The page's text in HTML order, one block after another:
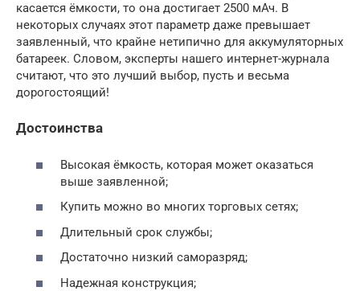
касается ёмкости, то она достигает 2500 мАч. В
некоторых случаях этот параметр даже превышает
заявленный, что крайне нетипично для аккумуляторных
батареек. Словом, эксперты нашего интернет-журнала
считают, что это лучший выбор, пусть и весьма
дорогостоящий!
Достоинства
Высокая ёмкость, которая может оказаться
выше заявленной;
Купить можно во многих торговых сетях;
Длительный срок службы;
Достаточно низкий саморазряд;
Надежная конструкция;